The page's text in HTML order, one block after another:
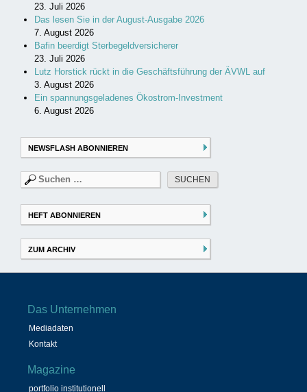
23. Juli 2026
Das lesen Sie in der August-Ausgabe 2026
7. August 2026
Bafin beerdigt Sterbegeldversicherer
23. Juli 2026
Lutz Horstick rückt in die Geschäftsführung der ÄVWL auf
3. August 2026
Ein spannungsgeladenes Ökostrom-Investment
6. August 2026
NEWSFLASH ABONNIEREN
Suchen
nach:
HEFT ABONNIEREN
ZUM ARCHIV
Das Unternehmen
Mediadaten
Kontakt
Magazine
portfolio institutionell